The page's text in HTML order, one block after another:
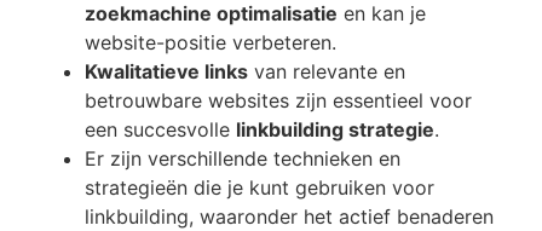
zoekmachine optimalisatie en kan je
website-positie verbeteren.
Kwalitatieve links van relevante en
betrouwbare websites zijn essentieel voor
een succesvolle linkbuilding strategie.
Er zijn verschillende technieken en
strategieën die je kunt gebruiken voor
linkbuilding, waaronder het actief benaderen